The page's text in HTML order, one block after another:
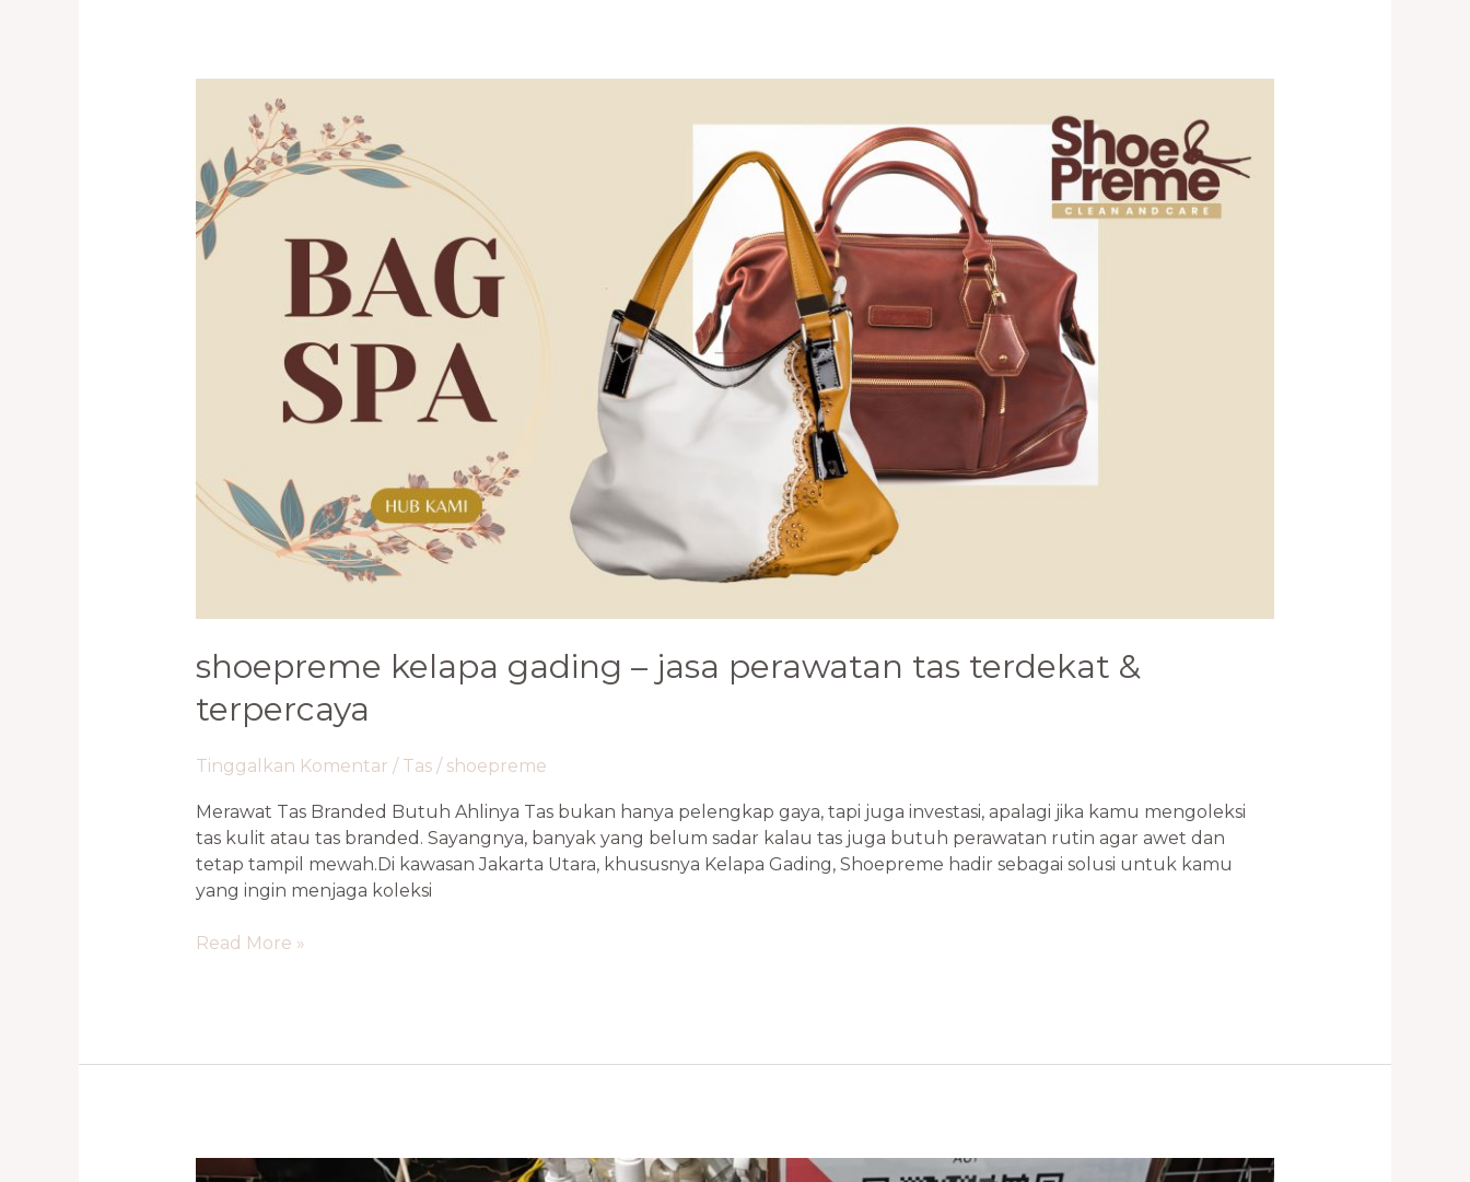
shoepreme kelapa gading – jasa perawatan tas terdekat &
terpercaya
Tinggalkan Komentar / Tas/ shoepreme
Merawat Tas Branded Butuh Ahlinya Tas bukan hanya pelengkap gaya, tapi juga investasi, apalagi jika kamu mengoleksi
tas kulit atau tas branded. Sayangnya, banyak yang belum sadar kalau tas juga butuh perawatan rutin agar awet dan
tetap tampil mewah.Di kawasan Jakarta Utara, khususnya Kelapa Gading, Shoepreme hadir sebagai solusi untuk kamu
yang ingin menjaga koleksi
Kelapa
Gading
–
Jasa
Perawatan
Tas
Read More »
Repaint